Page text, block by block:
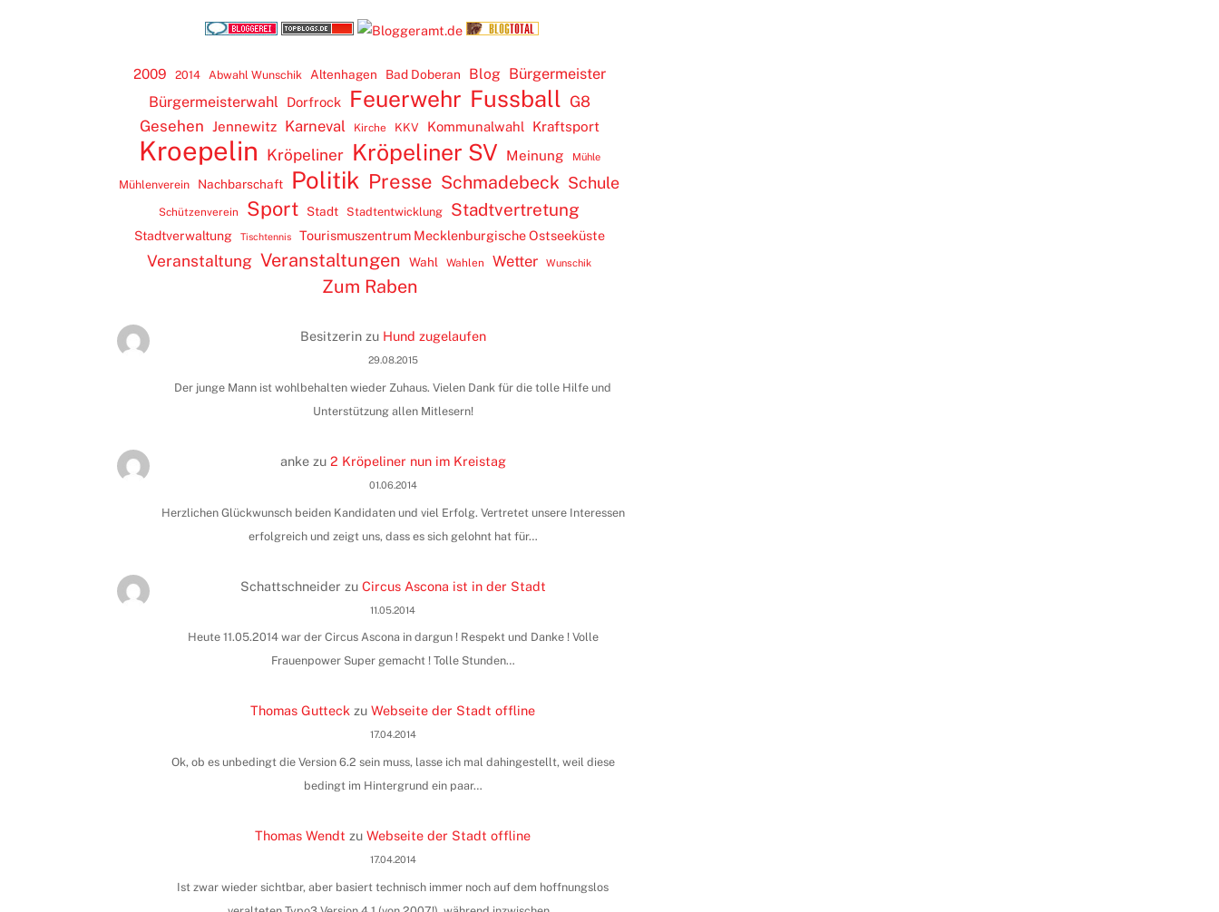
2009 2014 Abwahl Wunschik Altenhagen Bad Doberan Blog Bürgermeister
Bürgermeisterwahl
Dorfrock Feuerwehr Fussball G8
Gesehen Jennewitz Karneval Kirche KKV Kommunalwahl Kraftsport
Kroepelin Kröpeliner Kröpeliner SV Meinung Mühle
Mühlenverein Nachbarschaft Politik Presse Schmadebeck Schule
Schützenverein Sport Stadt Stadtentwicklung Stadtvertretung
Stadtverwaltung Tischtennis Tourismuszentrum Mecklenburgische Ostseeküste
Veranstaltung Veranstaltungen Wahl Wahlen Wetter Wunschik
Zum Raben
Besitzerinzu Hund zugelaufen
29.08.2015
Der junge Mann ist wohlbehalten wieder Zuhaus. Vielen Dank für die tolle Hilfe und
Unterstützung allen Mitlesern!
ankezu 2 Kröpeliner nun im Kreistag
01.06.2014
Herzlichen Glückwunsch beiden Kandidaten und viel Erfolg. Vertretet unsere Interessen
erfolgreich und zeigt uns, dass es sich gelohnt hat für…
Schattschneider zu Circus Ascona ist in der Stadt
11.05.2014
Heute 11.05.2014 war der Circus Ascona in dargun ! Respekt und Danke ! Volle
Frauenpower Super gemacht ! Tolle Stunden…
Thomas Gutteck zuWebseite der Stadt offline
17.04.2014
Ok, ob es unbedingt die Version 6.2 sein muss, lasse ich mal dahingestellt, weil diese
bedingt im Hintergrund ein paar…
Thomas Wendt zuWebseite der Stadt offline
17.04.2014
Ist zwar wieder sichtbar, aber basiert technisch immer noch auf dem hoffnungslos